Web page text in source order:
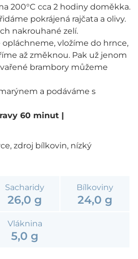
200°C cca 2 hodiny doměkka.
pokrájená rajčata a olivy.
nakrouhané zelí.
vložíme do hrnce,
až změknou. Pak už jenom
brambory můžeme
a podáváme s
60 minut |
zdroj bílkovin, nízký
Sacharidy
26,0 g
Bílkoviny
24,0 g
Vláknina
5,0 g